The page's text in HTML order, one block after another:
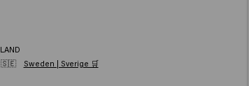
LAND
🇸🇪
Sweden | Sverige 🛒